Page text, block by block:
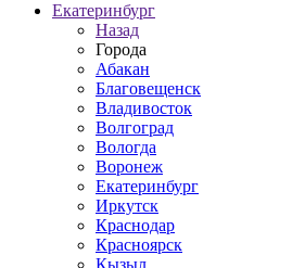
Екатеринбург
Назад
Города
Абакан
Благовещенск
Владивосток
Волгоград
Вологда
Воронеж
Екатеринбург
Иркутск
Краснодар
Красноярск
Кызыл